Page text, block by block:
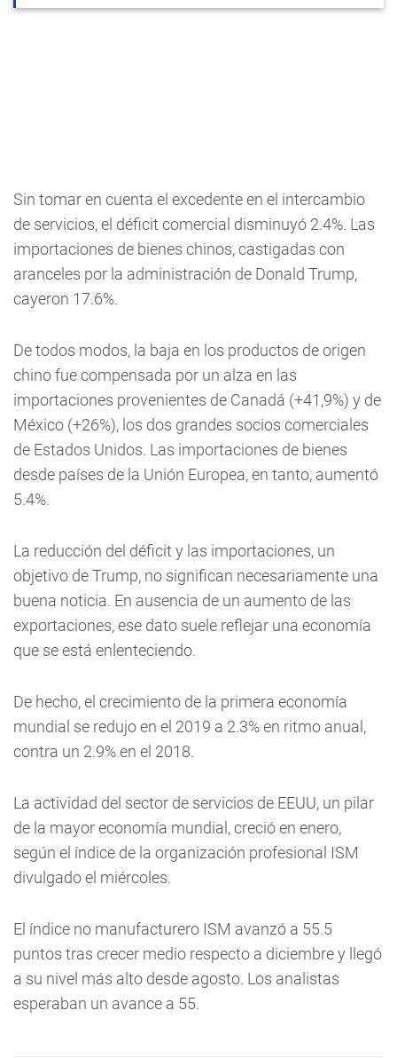
Sin tomar en cuenta el excedente en el intercambio
de servicios, el déficit comercial disminuyó 2.4%. Las
importaciones de bienes chinos, castigadas con
aranceles por la administración de Donald Trump,
cayeron 17.6%.
De todos modos, la baja en los productos de origen
chino fue compensada por un alza en las
importaciones provenientes de Canadá (+41,9%) y de
México (+26%), los dos grandes socios comerciales
de Estados Unidos. Las importaciones de bienes
desde países de la Unión Europea, en tanto, aumentó
5.4%.
La reducción del déficit y las importaciones, un
objetivo de Trump, no significan necesariamente una
buena noticia. En ausencia de un aumento de las
exportaciones, ese dato suele reflejar una economía
que se está enlenteciendo.
De hecho, el crecimiento de la primera economía
mundial se redujo en el 2019 a 2.3% en ritmo anual,
contra un 2.9% en el 2018.
La actividad del sector de servicios de EEUU, un pilar
de la mayor economía mundial, creció en enero,
según el índice de la organización profesional ISM
divulgado el miércoles.
El índice no manufacturero ISM avanzó a 55.5
puntos tras crecer medio respecto a diciembre y llegó
a su nivel más alto desde agosto. Los analistas
esperaban un avance a 55.